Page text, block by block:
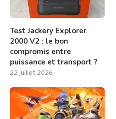
Test Jackery Explorer
2000 V2 : le bon
compromis entre
puissance et transport ?
22 juillet 2026
8.0